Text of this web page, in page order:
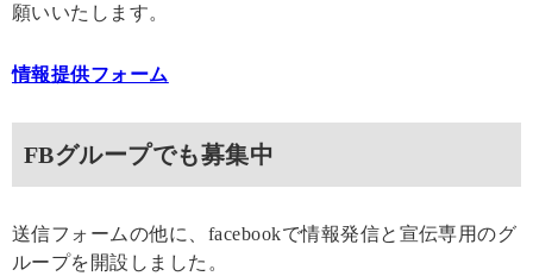
願いいたします。
情報提供フォーム
FBグループでも募集中
送信フォームの他に、facebookで情報発信と宣伝専用のグ
ループを開設しました。